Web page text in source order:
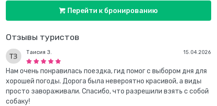
Отзывы туристов
15.04.2026
Таисия З.
Нам очень понравилась поездка, гид помог с выбором дня для
хорошей погоды. Дорога была невероятно красивой, а виды
просто завораживали. Спасибо, что разрешили взять с собой
собаку!
Перейти к бронированию